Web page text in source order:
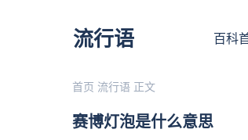
流行语 百科
首页 流行语 正文
赛博灯泡是什么意思